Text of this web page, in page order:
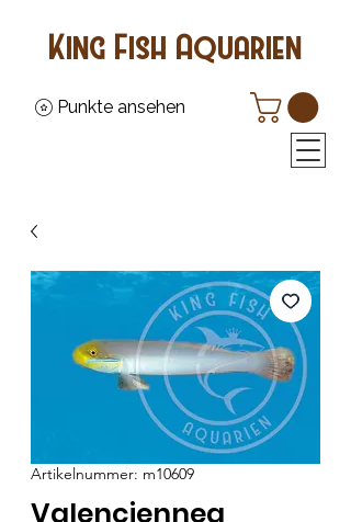
Punkte ansehen
King Fish Aquarien
Artikelnummer: m10609
Valenciennea